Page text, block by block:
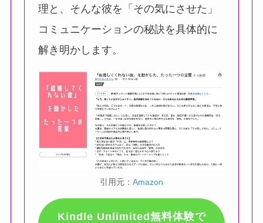
理と、そんな彼を「その気にさせた」
コミュニケーションの秘訣を具体的に
解き明かします。
引用元： Amazon
Kindle Unlimited無料体験で